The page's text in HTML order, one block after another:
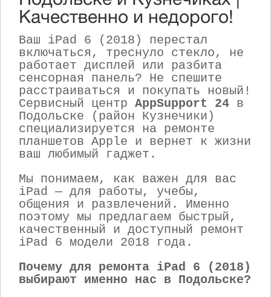
Качественно и недорого!
Ваш iPad 6 (2018) перестал
включаться, треснуло стекло, не
работает дисплей или разбита
сенсорная панель? Не спешите
расстраиваться и покупать новый!
Сервисный центр AppSupport 24 в
Подольске (район Кузнечики)
специализируется на ремонте
планшетов Apple и вернет к жизни
ваш любимый гаджет.
Мы понимаем, как важен для вас
iPad — для работы, учебы,
общения и развлечений. Именно
поэтому мы предлагаем быстрый,
качественный и доступный ремонт
iPad 6 модели 2018 года.
Почему для ремонта iPad 6 (2018)
выбирают именно нас в Подольске?